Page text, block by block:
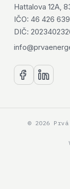
Hattalova 12A,
IČO: 46 426 639
DIČ:
© 2026